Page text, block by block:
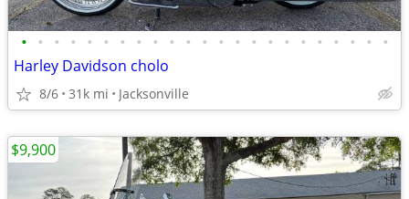
• • • • • • • • • • • • • • • • • • • • • • •
Harley Davidson cholo
8/6 31k mi Jacksonville
$9,900